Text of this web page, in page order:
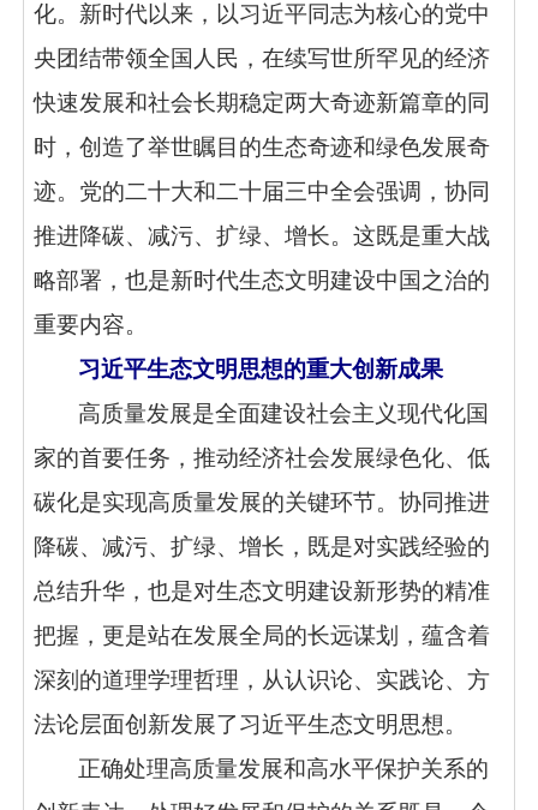
化。新时代以来，以习近平同志为核心的党中
央团结带领全国人民，在续写世所罕见的经济
快速发展和社会长期稳定两大奇迹新篇章的同
时，创造了举世瞩目的生态奇迹和绿色发展奇
迹。党的二十大和二十届三中全会强调，协同
推进降碳、减污、扩绿、增长。这既是重大战
略部署，也是新时代生态文明建设中国之治的
重要内容。
习近平生态文明思想的重大创新成果
高质量发展是全面建设社会主义现代化国
家的首要任务，推动经济社会发展绿色化、低
碳化是实现高质量发展的关键环节。协同推进
降碳、减污、扩绿、增长，既是对实践经验的
总结升华，也是对生态文明建设新形势的精准
把握，更是站在发展全局的长远谋划，蕴含着
深刻的道理学理哲理，从认识论、实践论、方
法论层面创新发展了习近平生态文明思想。
正确处理高质量发展和高水平保护关系的